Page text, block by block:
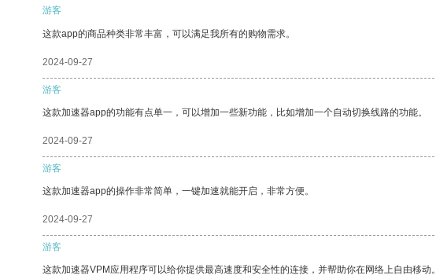
游客
这款app的商品种类非常丰富，可以满足我所有的购物需求。
2024-09-27
游客
这款加速器app的功能有点单一，可以增加一些新功能，比如增加一个自动切换线路的功能。
2024-09-27
游客
这款加速器app的操作非常简单，一键加速就能开启，非常方便。
2024-09-27
游客
这款加速器VPM应用程序可以给你提供最高速度和安全性的连接，并帮助你在网络上自由移动。